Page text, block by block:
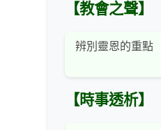
【教會之聲】
辨別靈恩的重點
【時事透析】